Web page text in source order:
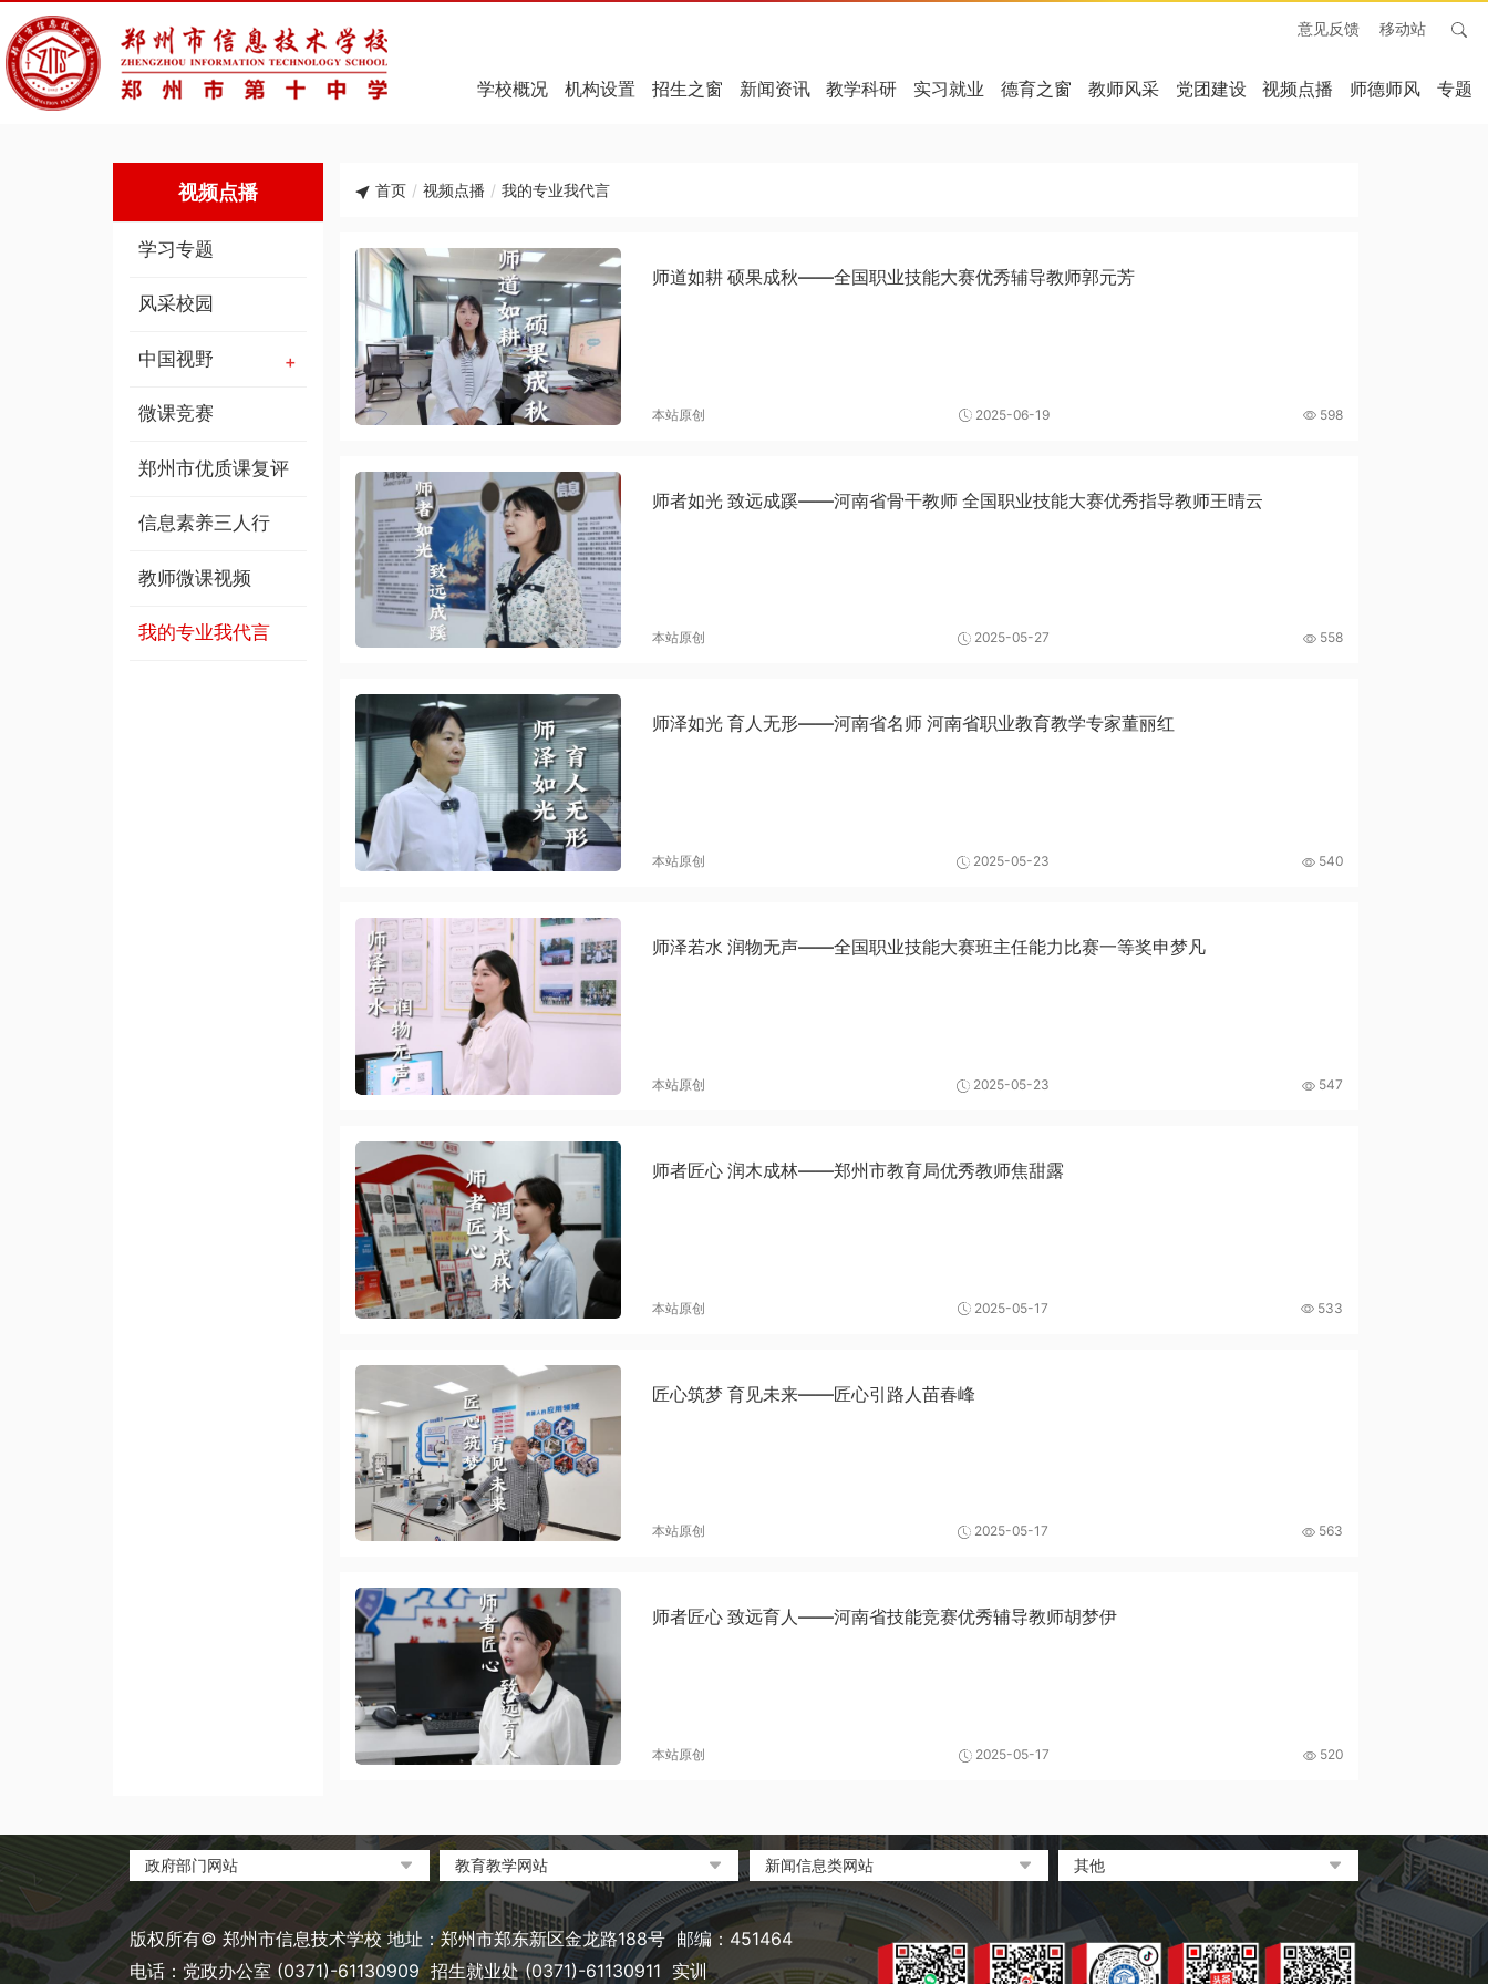
意见反馈 移动站
学校概况 机构设置 招生之窗 新闻资讯 教学科研 实习就业 德育之窗 教师风采 党团建设 视频点播 师德师风 专题
视频点播
学习专题
风采校园
中国视野
微课竞赛
郑州市优质课复评
信息素养三人行
教师微课视频
我的专业我代言
首页 / 视频点播 / 我的专业我代言
师道如耕 硕果成秋——全国职业技能大赛优秀辅导教师郭元芳
本站原创 2025-06-19 598
师者如光 致远成蹊——河南省骨干教师 全国职业技能大赛优秀指导教师王晴云
本站原创 2025-05-27 558
师泽如光 育人无形——河南省名师 河南省职业教育教学专家董丽红
本站原创 2025-05-23 540
师泽若水 润物无声——全国职业技能大赛班主任能力比赛一等奖申梦凡
本站原创 2025-05-23 547
师者匠心 润木成林——郑州市教育局优秀教师焦甜露
本站原创 2025-05-17 533
匠心筑梦 育见未来——匠心引路人苗春峰
本站原创 2025-05-17 563
师者匠心 致远育人——河南省技能竞赛优秀辅导教师胡梦伊
本站原创 2025-05-17 520
政府部门网站
中国政府网
河南省人民政府
郑州市人民政府
教育教学网站
教育部政府门户网站
中国职业教育与成人教育网
河南省教育厅
新闻信息类网站
环球网
其他
中国教育和科研计算机网
电脑报
版权所有© 郑州市信息技术学校 地址：郑州市郑东新区金龙路188号 邮编：451464
电话：党政办公室 (0371)-61130909 招生就业处 (0371)-61130911 实训